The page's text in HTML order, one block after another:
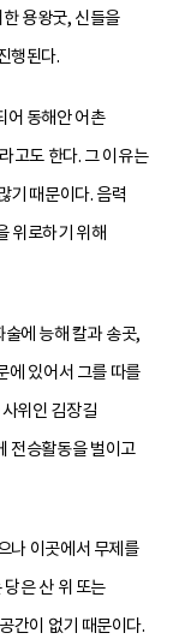
용왕굿, 신들을
행된다.
어 동해안 어촌
고도 한다. 그 이유는
기 때문이다. 음력
위로하기 위해
에 능해 칼과 송곳,
에 있어서 그를 따를
위인 김장길
전승활동을 벌이고
나 이곳에서 무제를
은 산 위 또는
간이 없기 때문이다.